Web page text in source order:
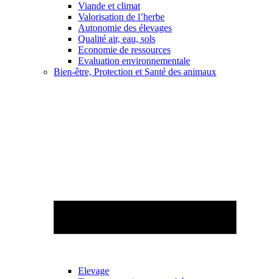
Viande et climat
Valorisation de l’herbe
Autonomie des élevages
Qualité air, eau, sols
Economie de ressources
Evaluation environnementale
Bien-être, Protection et Santé des animaux
Elevage